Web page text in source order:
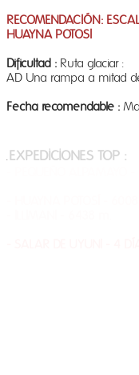
RECOMENDACIÓN:
HUAYNA POTOSI
Dificultad : Ruta glaciar :
AD Una rampa a mitad
Fecha recomendable :
. EXPEDICIONES TOP :